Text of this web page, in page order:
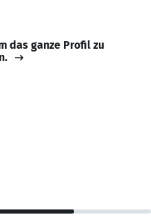
das ganze Profil zu